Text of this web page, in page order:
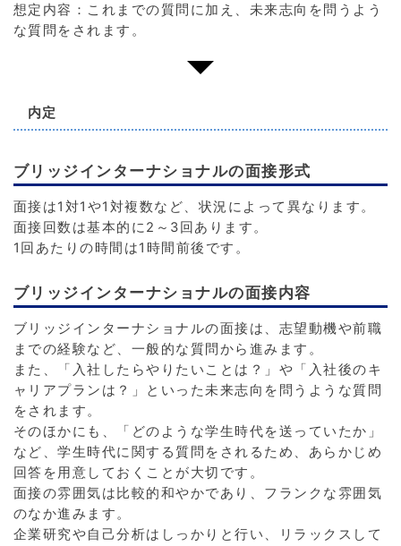
想定内容：これまでの質問に加え、未来志向を問うよう
な質問をされます。
内定
ブリッジインターナショナルの面接形式
面接は1対1や1対複数など、状況によって異なります。
面接回数は基本的に2～3回あります。
1回あたりの時間は1時間前後です。
ブリッジインターナショナルの面接内容
ブリッジインターナショナルの面接は、志望動機や前職
までの経験など、一般的な質問から進みます。
また、「入社したらやりたいことは？」や「入社後のキ
ャリアプランは？」といった未来志向を問うような質問
をされます。
そのほかにも、「どのような学生時代を送っていたか」
など、学生時代に関する質問をされるため、あらかじめ
回答を用意しておくことが大切です。
面接の雰囲気は比較的和やかであり、フランクな雰囲気
のなか進みます。
企業研究や自己分析はしっかりと行い、リラックスして